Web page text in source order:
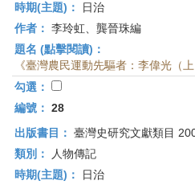
時期(主題)：
日治
作者： 李玲虹、龔晉珠編
題名 (點擊閱讀)：
《臺灣農民運動先驅者：李偉光（
勾選：
編號： 28
出版書目： 臺灣史研究文獻類目
類別：
人物傳記
時期(主題)：
日治